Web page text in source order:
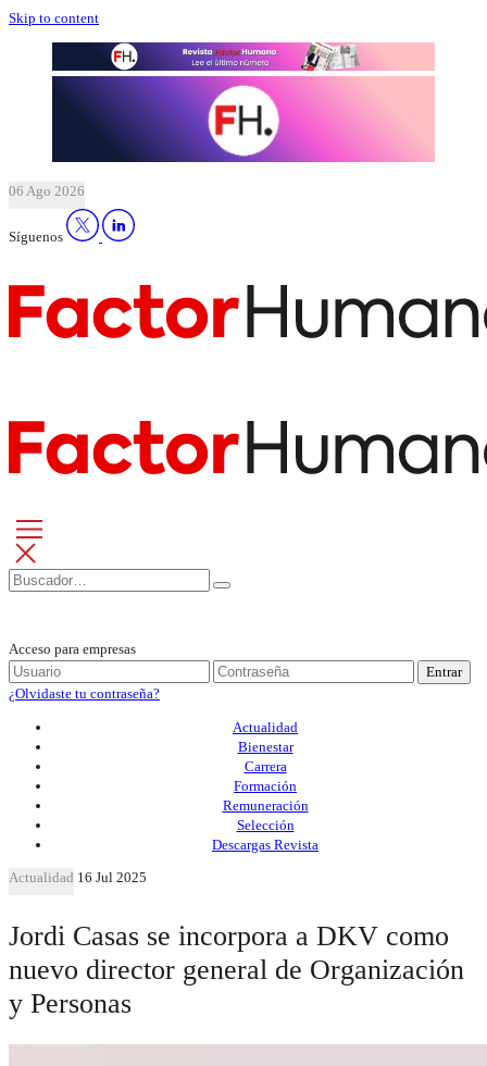
Skip to content
06 Ago 2026
Síguenos
Acceso para empresas
Entrar
¿Olvidaste tu contraseña?
Actualidad
Bienestar
Carrera
Formación
Remuneración
Selección
Descargas Revista
Actualidad 16 Jul 2025
Jordi Casas se incorpora a DKV como
nuevo director general de Organización
y Personas